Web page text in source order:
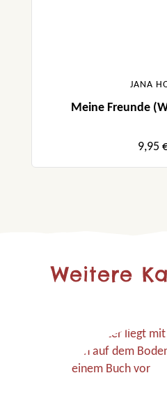
JANA
Meine Freunde
9,95
Weitere